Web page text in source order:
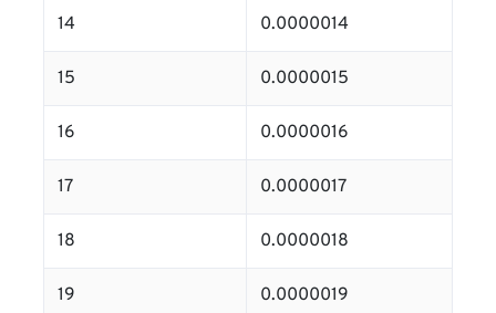
14 0.0000014
15 0.0000015
16 0.0000016
17 0.0000017
18 0.0000018
19 0.0000019